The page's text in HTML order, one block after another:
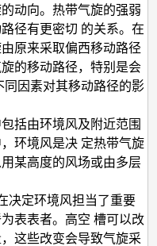
动向。热带气旋的强弱
径有更密切 的关系。在
原来采取偏西移动路径
的移动路径，特别是会
因素对其移动路径的影
括由环境风及附近范围
环境风是决 定热带气旋
某高度的风场或由多层
决定环境风担当了重要
表表者。高空 槽可以改
这些改变会导致气旋采